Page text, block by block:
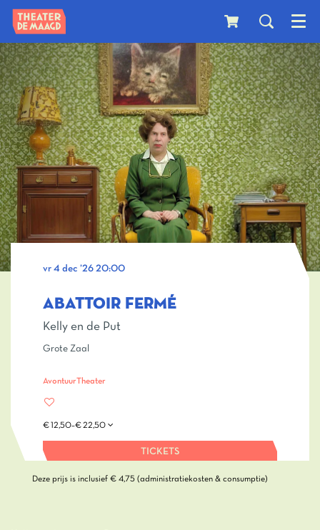
Menu
ABATTOIR FERMÉ
Kelly en de Put
vr 4 dec ’26 20:00
Grote Zaal
AvontuurTheater
€ 12,50–€ 22,50
TICKETS
Deze prijs is inclusief € 4,75 (administratiekosten & consumptie)